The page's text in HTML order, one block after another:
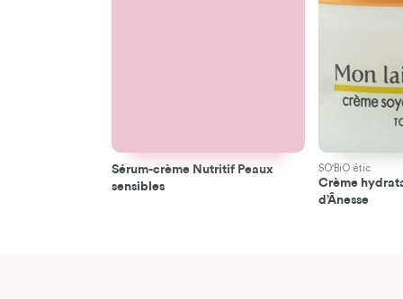
Sérum-crème Nutritif Peaux
sensibles
SO'BiO étic
Crème
d’Ânesse